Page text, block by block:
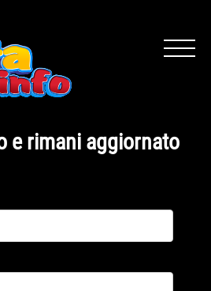
e rimani aggiornato